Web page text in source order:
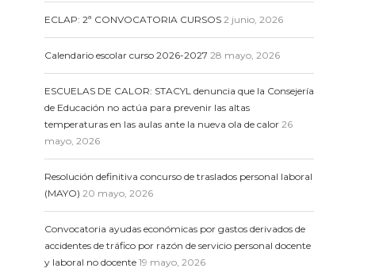
ECLAP: 2ª CONVOCATORIA CURSOS 2 junio, 2026
Calendario escolar curso 2026-2027 28 mayo, 2026
ESCUELAS DE CALOR: STACYL denuncia que la Consejería
de Educación no actúa para prevenir las altas
temperaturas en las aulas ante la nueva ola de calor 26
mayo, 2026
Resolución definitiva concurso de traslados personal laboral
(MAYO) 20 mayo, 2026
Convocatoria ayudas económicas por gastos derivados de
accidentes de tráfico por razón de servicio personal docente
y laboral no docente 19 mayo, 2026